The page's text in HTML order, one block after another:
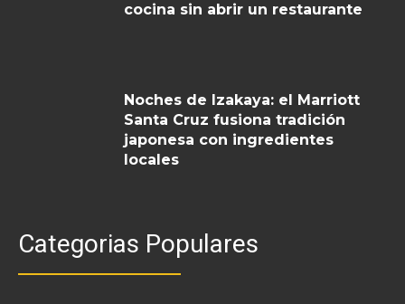
cocina sin abrir un restaurante
Noches de Izakaya: el Marriott
Santa Cruz fusiona tradición
japonesa con ingredientes
locales
Categorias Populares